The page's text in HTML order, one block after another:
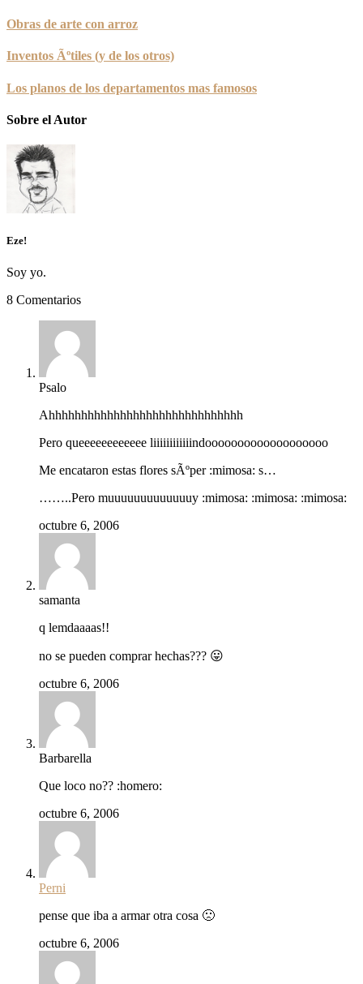
Obras de arte con arroz
Inventos Ãºtiles (y de los otros)
Los planos de los departamentos mas famosos
Sobre el Autor
Eze!
Soy yo.
8 Comentarios
Psalo
Ahhhhhhhhhhhhhhhhhhhhhhhhhhhhhh
Pero queeeeeeeeeeee liiiiiiiiiiiindooooooooooooooooooo
Me encataron estas flores sÃºper :mimosa: s…
……..Pero muuuuuuuuuuuuuy :mimosa: :mimosa: :mimosa:
octubre 6, 2006
samanta
q lemdaaaas!!
no se pueden comprar hechas??? 😛
octubre 6, 2006
Barbarella
Que loco no?? :homero:
octubre 6, 2006
Perni
pense que iba a armar otra cosa 🙁
octubre 6, 2006